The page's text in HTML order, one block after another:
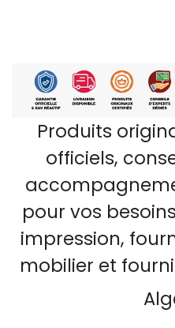
Produits
officiels,
pour vos
impression,
mobilier et